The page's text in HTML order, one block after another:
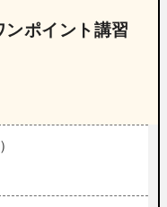
ポイント講習